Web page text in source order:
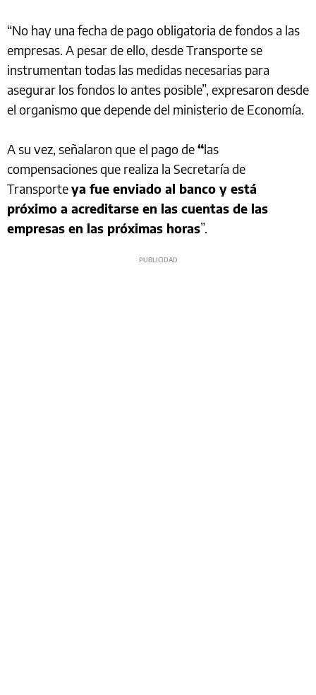
“No hay una fecha de pago obligatoria de fondos a las
empresas. A pesar de ello, desde Transporte se
instrumentan todas las medidas necesarias para
asegurar los fondos lo antes posible”, expresaron desde
el organismo que depende del ministerio de Economía.
A su vez, señalaron que el pago de“las
compensaciones que realiza la Secretaría de
Transporteya fue enviado al banco y está
próximo a acreditarse en las cuentas de las
empresas en las próximas horas”.